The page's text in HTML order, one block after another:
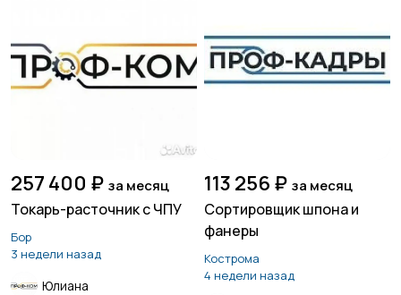
257 400 ₽ за месяц
Токарь-расточник с ЧПУ
Бор
3 недели назад
Юлиана
113 256 ₽ за месяц
Сортировщик шпона и
фанеры
Кострома
4 недели назад